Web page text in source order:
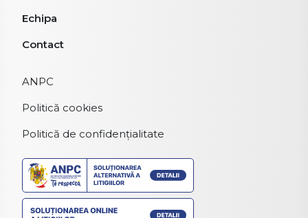
Echipa
Contact
ANPC
Politică cookies
Politică de confidențialitate